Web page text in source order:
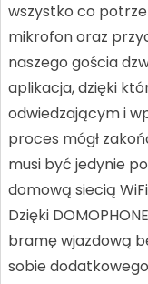
wszystko co
mikrofon oraz
naszego gościa
aplikacja, dzięki
odwiedzającym i
proces mógł
musi być jedynie
domową siecią
Dzięki
bramę wjazdową
sobie